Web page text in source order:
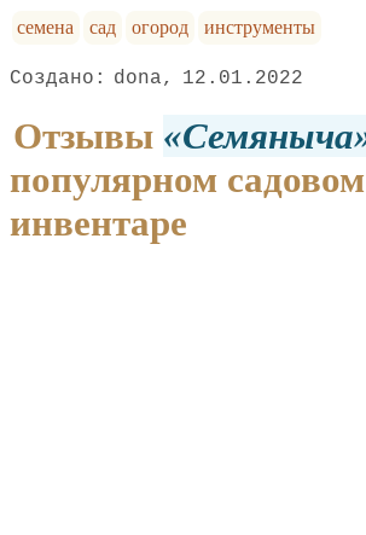
семена
сад огород инструменты
dona 12.01.2022
Отзывы Семяныча
популярном садовом
инвентаре